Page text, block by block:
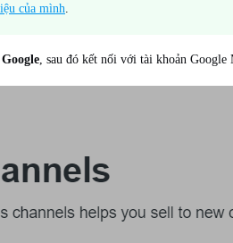
của mình
, sau đó kết nối với tài khoản Google